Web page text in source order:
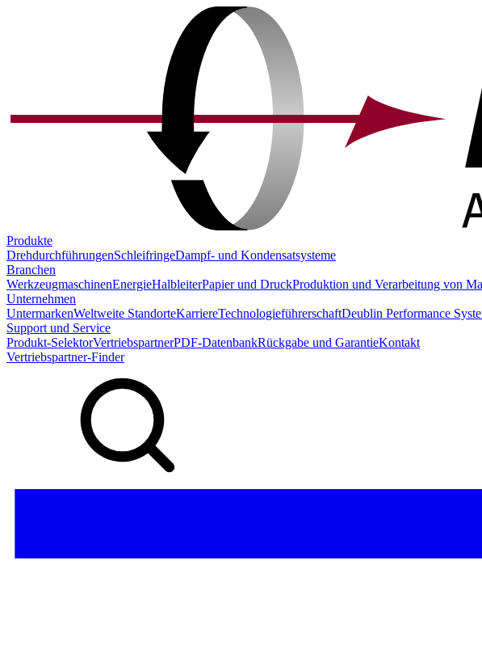
Produkte
DrehdurchführungenSchleifringeDampf- und Kondensatsysteme
Branchen
WerkzeugmaschinenEnergieHalbleiterPapier und DruckProduktion und Verarbeitung von
Unternehmen
UntermarkenWeltweite StandorteKarriereTechnologieführerschaftDeublin Performance
Support und Service
Produkt-SelektorVertriebspartnerPDF-DatenbankRückgabe und GarantieKontakt
Vertriebspartner-Finder